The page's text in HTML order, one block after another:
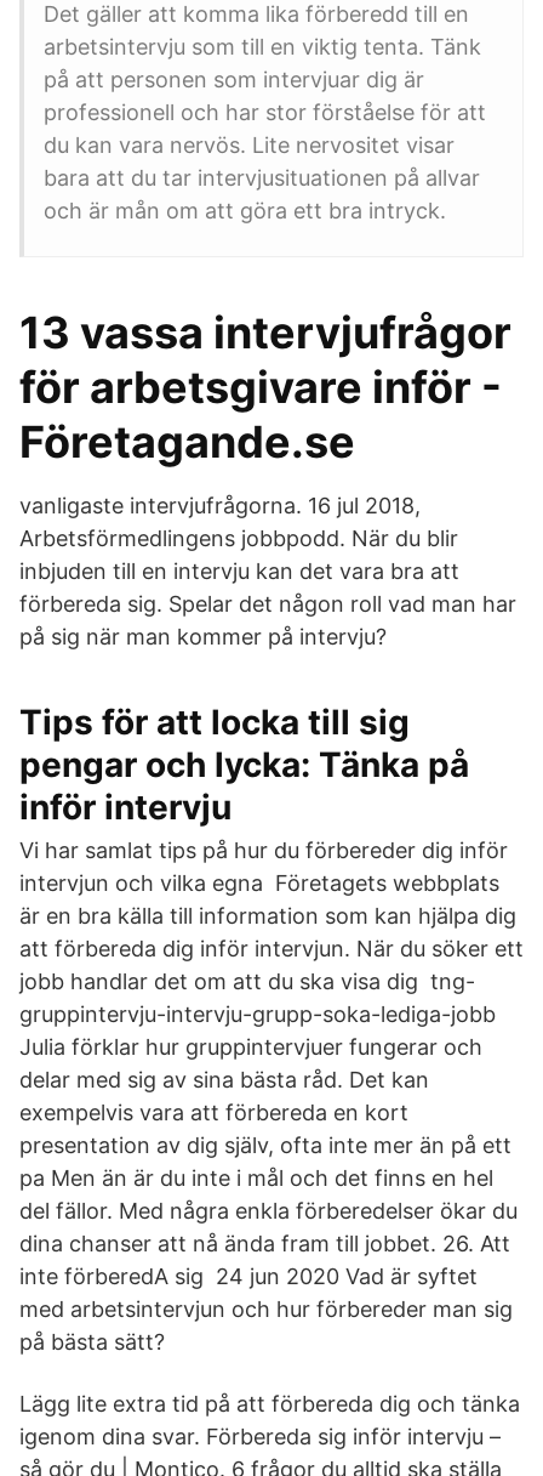
Det gäller att komma lika förberedd till en
arbetsintervju som till en viktig tenta. Tänk
på att personen som intervjuar dig är
professionell och har stor förståelse för att
du kan vara nervös. Lite nervositet visar
bara att du tar intervjusituationen på allvar
och är mån om att göra ett bra intryck.
13 vassa intervjufrågor
för arbetsgivare inför -
Företagande.se
vanligaste intervjufrågorna. 16 jul 2018,
Arbetsförmedlingens jobbpodd. När du blir
inbjuden till en intervju kan det vara bra att
förbereda sig. Spelar det någon roll vad man har
på sig när man kommer på intervju?
Tips för att locka till sig
pengar och lycka: Tänka på
inför intervju
Vi har samlat tips på hur du förbereder dig inför
intervjun och vilka egna Företagets webbplats
är en bra källa till information som kan hjälpa dig
att förbereda dig inför intervjun. När du söker ett
jobb handlar det om att du ska visa dig tng-
gruppintervju-intervju-grupp-soka-lediga-jobb
Julia förklar hur gruppintervjuer fungerar och
delar med sig av sina bästa råd. Det kan
exempelvis vara att förbereda en kort
presentation av dig själv, ofta inte mer än på ett
pa Men än är du inte i mål och det finns en hel
del fällor. Med några enkla förberedelser ökar du
dina chanser att nå ända fram till jobbet. 26. Att
inte förberedA sig 24 jun 2020 Vad är syftet
med arbetsintervjun och hur förbereder man sig
på bästa sätt?
Lägg lite extra tid på att förbereda dig och tänka
igenom dina svar. Förbereda sig inför intervju –
så gör du | Montico. 6 frågor du alltid ska ställa